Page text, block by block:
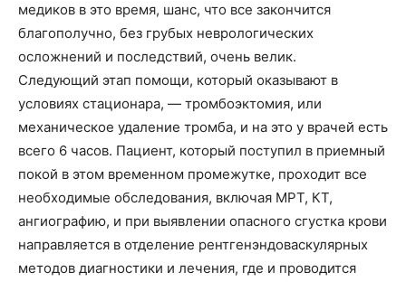
медиков в это время, шанс, что все закончится
благополучно, без грубых неврологических
осложнений и последствий, очень велик.
Следующий этап помощи, который оказывают в
условиях стационара, — тромбоэктомия, или
механическое удаление тромба, и на это у врачей есть
всего 6 часов. Пациент, который поступил в приемный
покой в этом временном промежутке, проходит все
необходимые обследования, включая МРТ, КТ,
ангиографию, и при выявлении опасного сгустка крови
направляется в отделение рентгенэндоваскулярных
методов диагностики и лечения, где и проводится